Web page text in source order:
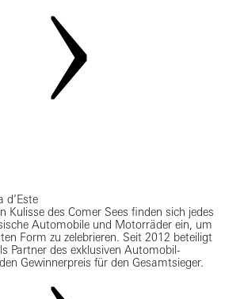
d’Este
Kulisse des Comer Sees finden sich jedes
Automobile und Motorräder ein, um
Form zu zelebrieren. Seit 2012 beteiligt
Partner des exklusiven Automobil-
Gewinnerpreis für den Gesamtsieger.